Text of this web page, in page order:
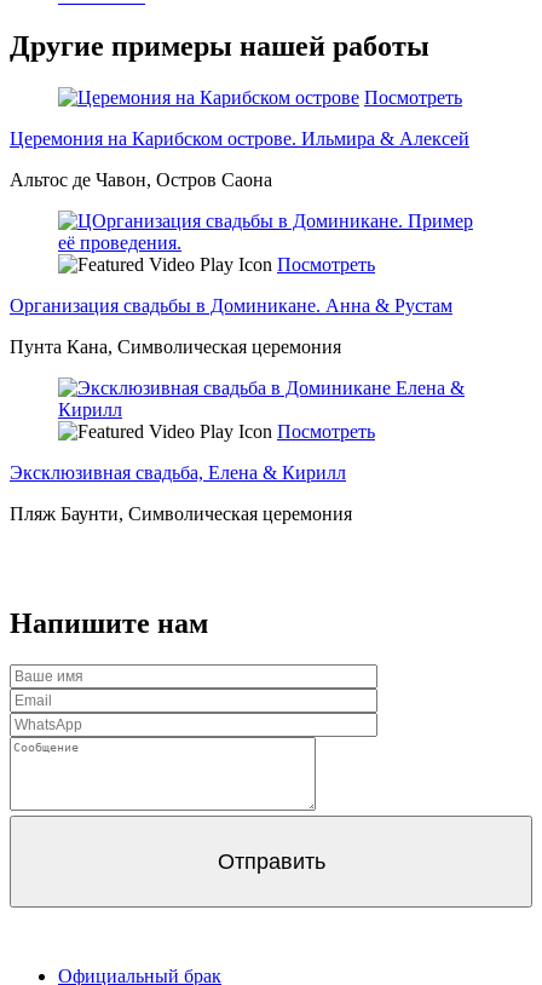
Другие примеры нашей работы
Посмотреть
Церемония на Карибском острове. Ильмира & Алексей
Альтос де Чавон, Остров Саона
Посмотреть
Организация свадьбы в Доминикане. Анна & Рустам
Пунта Кана, Символическая церемония
Посмотреть
Эксклюзивная свадьба, Елена & Кирилл
Пляж Баунти, Символическая церемония
Напишите нам
Официальный брак